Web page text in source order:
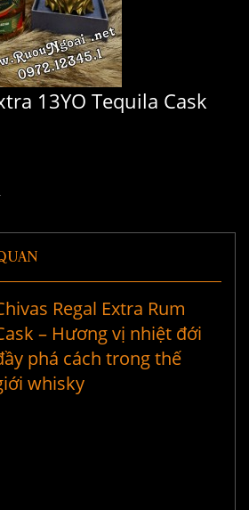
13YO Tequila Cask
Regal Extra Rum
– Hương vị nhiệt đới
phá cách trong thế
whisky